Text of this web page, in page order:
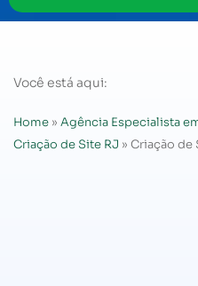
Você está aqui:
Home » Agência Especialista
Criação de Site RJ » Criação de